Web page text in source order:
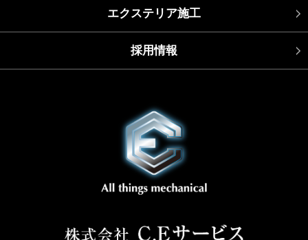
エクステリア施工
採用情報